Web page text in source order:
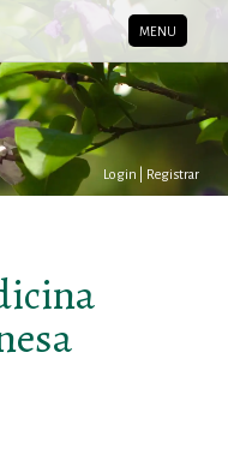
MENU
Login Registrar